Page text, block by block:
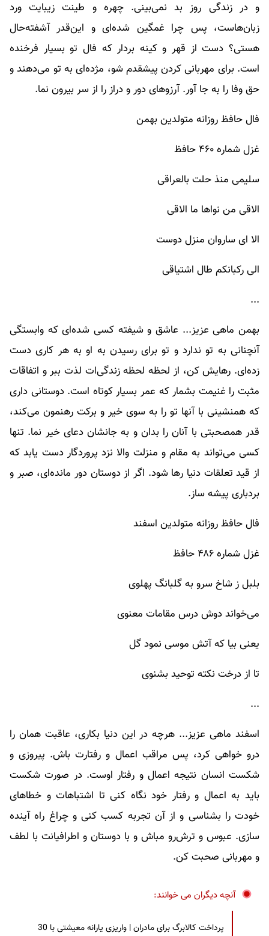
و در زندگی روز بد نمی‌بینی. چهره و طینت زیبایت ورد
زبان‌هاست، پس چرا غمگین شده‌ای و این‌قدر آشفته‌حال
هستی؟ دست از قهر و کینه بردار که فال تو بسیار فرخنده
است. برای مهربانی کردن پیشقدم شو، مژده‌ای به تو می‌دهند و
حق وفا را به جا آور. آرزوهای دور و دراز را از سر بیرون نما.
فال حافظ روزانه متولدین بهمن
غزل شماره ۴۶۰ حافظ
سلیمی منذ حلت بالعراقی
الاقی من نواها ما الاقی
الا ای ساروان منزل دوست
الی رکبانکم طال اشتیاقی
...
بهمن ماهی عزیز... عاشق و شیفته کسی شده‌ای که وابستگی
آنچنانی به تو ندارد و تو برای رسیدن به او به هر کاری دست
زده‌ای. رهایش کن، از لحظه لحظه زندگی‌ات لذت ببر و اتفاقات
مثبت را غنیمت بشمار که عمر بسیار کوتاه است. دوستانی داری
که همنشینی با آنها تو را به سوی خیر و برکت رهنمون می‌کند،
قدر همصحبتی با آنان را بدان و به جانشان دعای خیر نما. تنها
کسی می‌تواند به مقام و منزلت والا نزد پروردگار دست یابد که
از قید تعلقات دنیا رها شود. اگر از دوستان دور مانده‌ای، صبر و
بردباری پیشه ساز.
فال حافظ روزانه متولدین اسفند
غزل شماره ۴۸۶ حافظ
بلبل ز شاخ سرو به گلبانگ پهلوی
می‌خواند دوش درس مقامات معنوی
یعنی بیا که آتش موسی نمود گل
تا از درخت نکته توحید بشنوی
...
اسفند ماهی عزیز... هرچه در این دنیا بکاری، عاقبت همان را
درو خواهی کرد، پس مراقب اعمال و رفتارت باش. پیروزی و
شکست انسان نتیجه اعمال و رفتار اوست. در صورت شکست
باید به اعمال و رفتار خود نگاه کنی تا اشتباهات و خطاهای
خودت را بشناسی و از آن تجربه کسب کنی و چراغ راه آینده
سازی. عبوس و ترش‌رو مباش و با دوستان و اطرافیانت با لطف
و مهربانی صحبت کن.
آنچه دیگران می خوانند:
پرداخت کالابرگ برای مادران | واریزی یارانه معیشتی با 30